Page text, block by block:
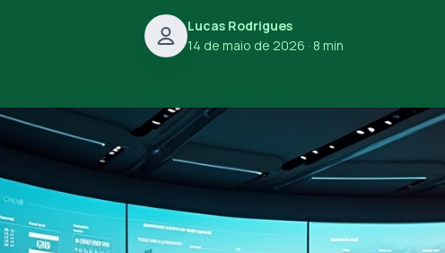
Lucas Rodrigues
14 de maio de 2026 · 8 min